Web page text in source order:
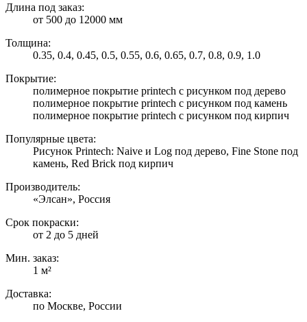
Длина под заказ:
от 500 до 12000 мм
Толщина:
0.35, 0.4, 0.45, 0.5, 0.55, 0.6, 0.65, 0.7, 0.8, 0.9, 1.0
Покрытие:
полимерное покрытие printech с рисунком под дерево
полимерное покрытие printech с рисунком под камень
полимерное покрытие printech с рисунком под кирпич
Популярные цвета:
Рисунок Printech: Naive и Log под дерево, Fine Stone под
камень, Red Brick под кирпич
Производитель:
«Элсан», Россия
Срок покраски:
от 2 до 5 дней
Мин. заказ:
1 м²
Доставка:
по Москве, России